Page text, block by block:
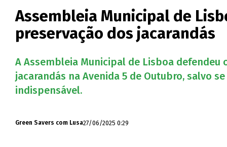
Assembleia Municipal de
preservação dos jacarandás
A Assembleia Municipal de Lisboa
jacarandás na Avenida 5 de Outubro, salvo
indispensável.
Green Savers com Lusa27/06/2025 0:29